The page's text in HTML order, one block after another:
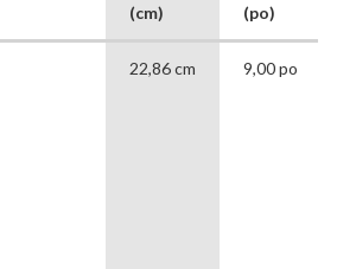
(cm)
(po)
22,86 cm 9,00 po